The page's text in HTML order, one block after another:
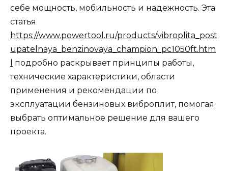
себе мощность, мобильность и надежность. Эта
статья
https://www.powertool.ru/products/vibroplita_post
upatelnaya_benzinovaya_champion_pc1050ft.htm
подробно раскрывает принципы работы,
технические характеристики, области
применения и рекомендации по
эксплуатации бензиновых виброплит, помогая
выбрать оптимальное решение для вашего
проекта.